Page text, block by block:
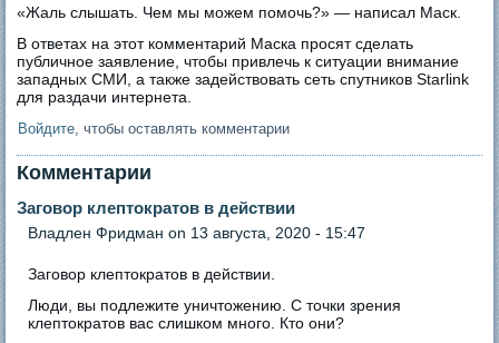
«Жаль слышать. Чем мы можем помочь?» — написал Маск.
В ответах на этот комментарий Маска просят сделать
публичное заявление, чтобы привлечь к ситуации внимание
западных СМИ, а также задействовать сеть спутников Starlink
для раздачи интернета.
Войдите , чтобы оставлять комментарии
Комментарии
Заговор клептократов в действии
Владлен Фридман on 13 августа, 2020 - 15:47
Заговор клептократов в действии.
Люди, вы подлежите уничтожению. С точки зрения
клептократов вас слишком много. Кто они?